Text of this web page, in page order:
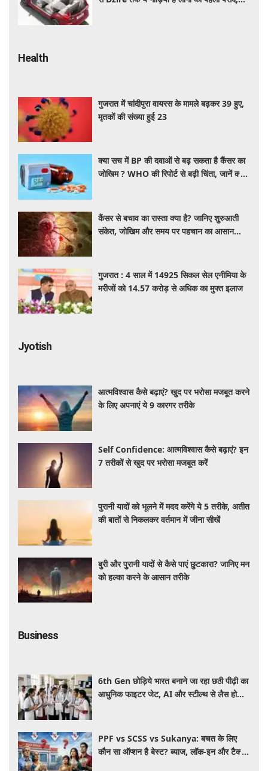
Health
गुजरात में चांदीपुरा वायरस के मामले बढ़कर 39 हुए,
मृतकों की संख्या हुई 23
क्या सच में BP की दवाओं से बढ़ सकता है कैंसर का
जोखिम ? WHO की रिपोर्ट से बढ़ी चिंता, जानें क्या
कैंसर से बचाव का रास्ता क्या है? जानिए शुरुआती
संकेत, जोखिम और समय पर पहचान का आसान
गुजरात : 4 साल में 14925 सिकल सेल एनीमिया के
मरीजों को 14.57 करोड़ से अधिक का मुफ्त इलाज
Jyotish
आत्मविश्वास कैसे बढ़ाएं? खुद पर भरोसा मजबूत करने
के लिए अपनाएं ये 9 कारगर तरीके
Self Confidence: आत्मविश्वास कैसे बढ़ाएं? इन
7 तरीकों से खुद पर भरोसा मजबूत करें
पुरानी यादों को भूलने में मदद करेंगे ये 5 तरीके, अतीत
की बातों से निकलकर वर्तमान में जीना सीखें
बुरी और पुरानी यादों से कैसे पाएं छुटकारा? जानिए मन
को हल्का करने के आसान तरीके
Business
6th Gen छोड़िये भारत बनाने जा रहा छठी पीढ़ी का
आधुनिक फाइटर जेट, AI और स्टील्थ से लैस होगा
PPF vs SCSS vs Sukanya: बचत के लिए
कौन सा ऑप्शन है बेस्ट? ब्याज, लॉक-इन और टैक्स